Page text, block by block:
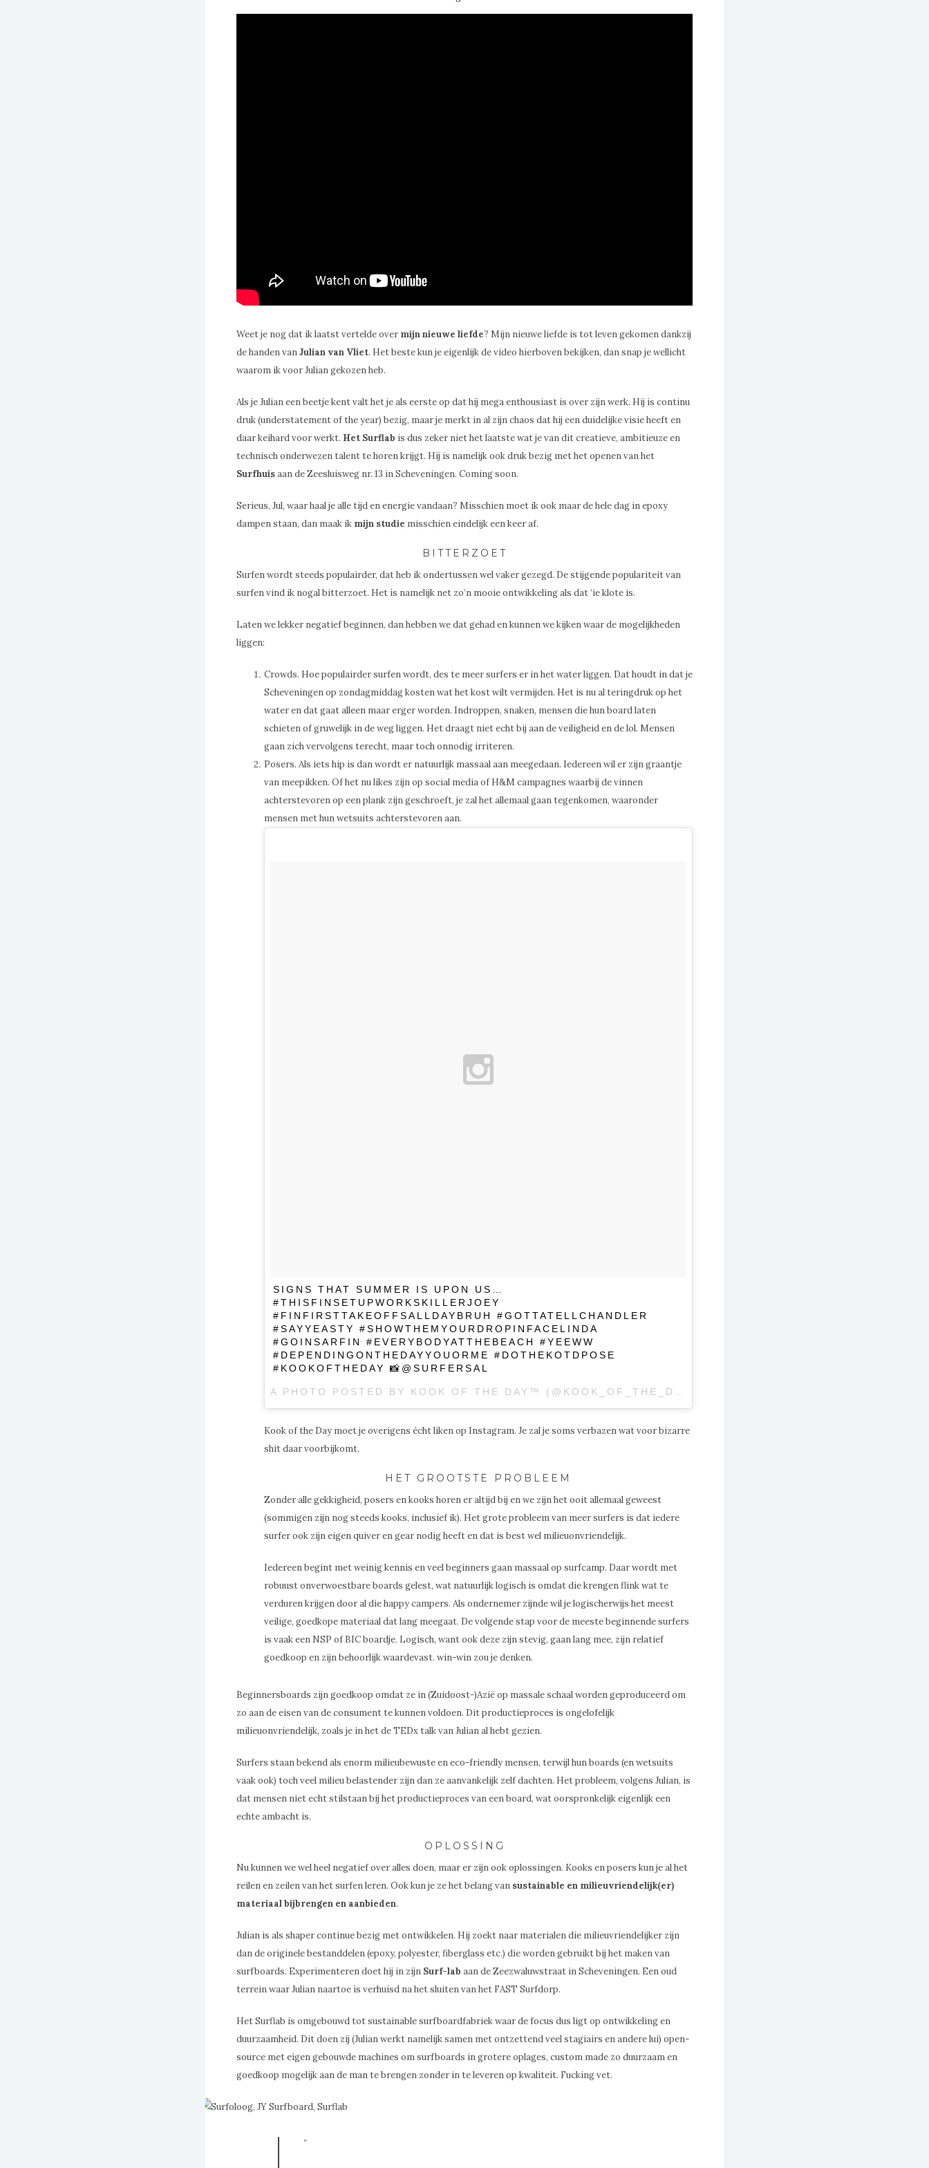
Weet je nog dat ik laatst vertelde over mijn nieuwe liefde? Mijn nieuwe liefde is tot leven gekomen dankzij
de handen vanJulian van Vliet. Het beste kun je eigenlijk de video hierboven bekijken, dan snap je wellicht
waarom ik voor Julian gekozen heb.
Als je Julian een beetje kent valt het je als eerste op dat hij mega enthousiast is over zijn werk. Hij is continu
druk (understatement of the year) bezig, maar je merkt in al zijn chaos dat hij een duidelijke visie heeft en
daar keihard voor werkt. Het Surflab is dus zeker niet het laatste wat je van dit creatieve, ambitieuze en
technisch onderwezen talent te horen krijgt. Hij is namelijk ook druk bezig met het openen van het
Surfhuisaan de Zeesluisweg nr. 13 in Scheveningen. Coming soon.
Serieus, Jul, waar haal je alle tijd en energie vandaan? Misschien moet ik ook maar de hele dag in epoxy
dampen staan, dan maak ik mijn studie misschien eindelijk een keer af.
BITTERZOET
Surfen wordt steeds populairder, dat heb ik ondertussen wel vaker gezegd. De stijgende populariteit van
surfen vind ik nogal bitterzoet. Het is namelijk net zo’n mooie ontwikkeling als dat ‘ie klote is.
Laten we lekker negatief beginnen, dan hebben we dat gehad en kunnen we kijken waar de mogelijkheden
liggen:
Crowds. Hoe populairder surfen wordt, des te meer surfers er in het water liggen. Dat houdt in dat je
Scheveningen op zondagmiddag kosten wat het kost wilt vermijden. Het is nu al teringdruk op het
water en dat gaat alleen maar erger worden. Indroppen, snaken, mensen die hun board laten
schieten of gruwelijk in de weg liggen. Het draagt niet echt bij aan de veiligheid en de lol. Mensen
gaan zich vervolgens terecht, maar toch onnodig irriteren.
Posers. Als iets hip is dan wordt er natuurlijk massaal aan meegedaan. Iedereen wil er zijn graantje
van meepikken. Of het nu likes zijn op social media of H&M campagnes waarbij de vinnen
achterstevoren op een plank zijn geschroeft, je zal het allemaal gaan tegenkomen, waaronder
mensen met hun wetsuits achterstevoren aan.
SIGNS THAT SUMMER IS UPON US…
#THISFINSETUPWORKSKILLERJOEY
#FINFIRSTTAKEOFFSALLDAYBRUH #GOTTATELLCHANDLER
#SAYYEASTY #SHOWTHEMYOURDROPINFACELINDA
#GOINSARFIN #EVERYBODYATTHEBEACH #YEEWW
#DEPENDINGONTHEDAYYOUORME #DOTHEKOTDPOSE
#KOOKOFTHEDAY 📸@SURFERSAL
Kook of the Day moet je overigens écht liken op Instagram. Je zal je soms verbazen wat voor bizarre
shit daar voorbijkomt.
HET GROOTSTE PROBLEEM
Zonder alle gekkigheid, posers en kooks horen er altijd bij en we zijn het ooit allemaal geweest
(sommigen zijn nog steeds kooks, inclusief ik). Het grote probleem van meer surfers is dat iedere
surfer ook zijn eigen quiver en gear nodig heeft en dat is best wel milieuonvriendelijk.
Iedereen begint met weinig kennis en veel beginners gaan massaal op surfcamp. Daar wordt met
robuust onverwoestbare boards gelest, wat natuurlijk logisch is omdat die krengen flink wat te
verduren krijgen door al die happy campers. Als ondernemer zijnde wil je logischerwijs het meest
veilige, goedkope materiaal dat lang meegaat. De volgende stap voor de meeste beginnende surfers
is vaak een NSP of BIC boardje. Logisch, want ook deze zijn stevig, gaan lang mee, zijn relatief
goedkoop en zijn behoorlijk waardevast. win-win zou je denken.
Beginnersboards zijn goedkoop omdat ze in (Zuidoost-)Azië op massale schaal worden geproduceerd om
zo aan de eisen van de consument te kunnen voldoen. Dit productieproces is ongelofelijk
milieuonvriendelijk, zoals je in het de TEDx talk van Julian al hebt gezien.
Surfers staan bekend als enorm milieubewuste en eco-friendly mensen, terwijl hun boards (en wetsuits
vaak ook) toch veel milieu belastender zijn dan ze aanvankelijk zelf dachten. Het probleem, volgens Julian, is
dat mensen niet echt stilstaan bij het productieproces van een board, wat oorspronkelijk eigenlijk een
echte ambacht is.
OPLOSSING
Nu kunnen we wel heel negatief over alles doen, maar er zijn ook oplossingen. Kooks en posers kun je al het
reilen en zeilen van het surfen leren. Ook kun je ze het belang van sustainable en milieuvriendelijk(er)
materiaal bijbrengen en aanbieden.
Julian is als shaper continue bezig met ontwikkelen. Hij zoekt naar materialen die milieuvriendelijker zijn
dan de originele bestanddelen (epoxy, polyester, fiberglass etc.) die worden gebruikt bij het maken van
surfboards. Experimenteren doet hij in zijn Surf-lab aan de Zeezwaluwstraat in Scheveningen. Een oud
terrein waar Julian naartoe is verhuisd na het sluiten van het FAST Surfdorp.
Het Surflab is omgebouwd tot sustainable surfboardfabriek waar de focus dus ligt op ontwikkeling en
duurzaamheid. Dit doen zij (Julian werkt namelijk samen met ontzettend veel stagiairs en andere lui) open-
source met eigen gebouwde machines om surfboards in grotere oplages, custom made zo duurzaam en
goedkoop mogelijk aan de man te brengen zonder in te leveren op kwaliteit. Fucking vet.
”